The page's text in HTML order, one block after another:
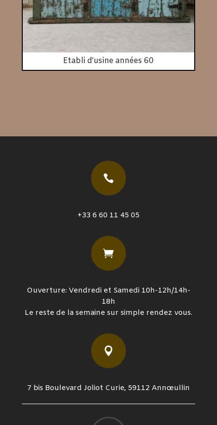
Etabli d’usine années 60

+33 6 60 11 45 05

Ouverture: Vendredi et Samedi 10h-12h/14h-
18h
Le reste de la semaine sur simple rendez vous.

7 bis Boulevard Joliot Curie, 59112 Annœullin